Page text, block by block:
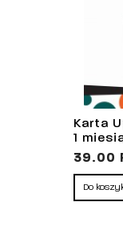
Karta
1
39.00
Do